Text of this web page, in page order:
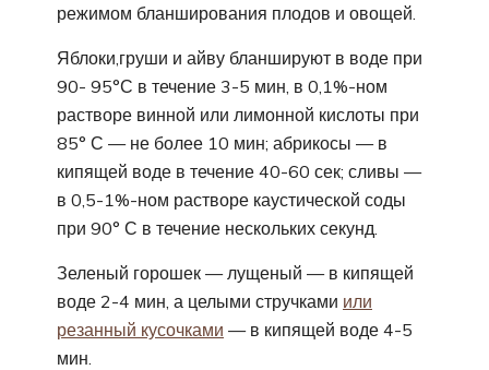
режимом бланширования плодов и овощей.
Яблоки,груши и айву бланшируют в воде при
90- 95°С в течение 3-5 мин, в 0,1%-ном
растворе винной или лимонной кислоты при
85° С — не более 10 мин; абрикосы — в
кипящей воде в течение 40-60 сек; сливы —
в 0,5-1%-ном растворе каустической соды
при 90° С в течение нескольких секунд.
Зеленый горошек — лущеный — в кипящей
воде 2-4 мин, а целыми стручками или
резанный кусочками — в кипящей воде 4-5
мин.